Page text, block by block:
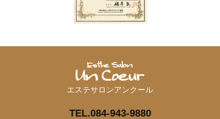
エステサロンアンクール
TEL.084-943-9880